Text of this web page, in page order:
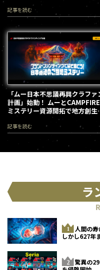
記事を読む
「ムー日本不思議再興クラファ
計画」始動！ ムーと
ミステリー資源開拓で地方創生
記事を読む
ラ
人間の
しかし627年
驚異の